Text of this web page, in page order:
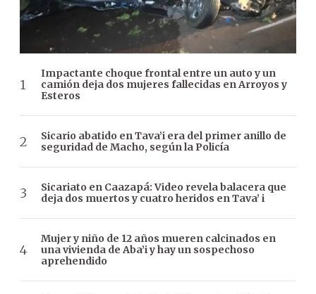
Impactante choque frontal entre un auto y un
camión deja dos mujeres fallecidas en Arroyos y
Esteros
Sicario abatido en Tava’i era del primer anillo de
seguridad de Macho, según la Policía
Sicariato en Caazapá: Video revela balacera que
deja dos muertos y cuatro heridos en Tava’ i
Mujer y niño de 12 años mueren calcinados en
una vivienda de Aba’i y hay un sospechoso
aprehendido